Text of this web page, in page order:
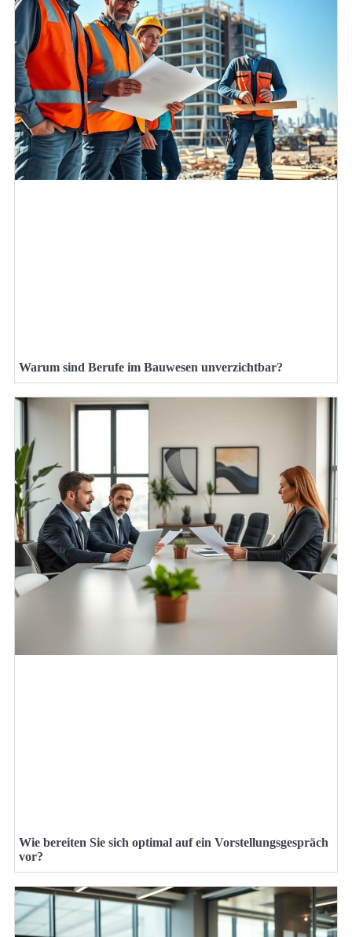
Warum sind Berufe im Bauwesen unverzichtbar?
Wie bereiten Sie sich optimal auf ein Vorstellungsgespräch
vor?